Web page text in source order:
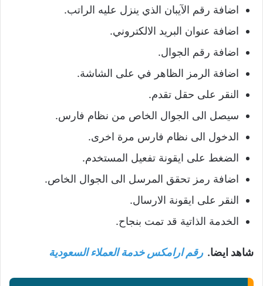
اضافة رقم الآيبان الذي ينزل عليه الراتب.
اضافة عنوان البريد الالكتروني.
اضافة رقم الجوال.
اضافة الرمز الظاهر في على الشاشة.
النقر على حقل تقدم.
سيصل الى الجوال الخاص من نظام فارس.
الدخول الى نظام فارس مرة اخرى.
الضغط على ايقونة تفعيل المستخدم.
اضافة رمز تحقق المرسل الى الجوال الخاص.
النقر على ايقونة الارسال.
الخدمة الذاتية قد تمت بنجاح.
شاهد ايضا. رقم ارامكس خدمة العملاء السعودية